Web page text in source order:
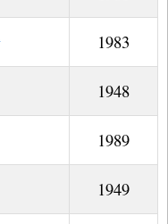
1983
1948
1989
1949